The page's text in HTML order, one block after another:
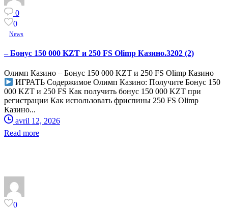
0
0
News
– Бонус 150 000 KZT и 250 FS Olimp Казино.3202 (2)
Олимп Казино – Бонус 150 000 KZT и 250 FS Olimp Казино
ИГРАТЬ Содержимое Олимп Казино: Получите Бонус 150
000 KZT и 250 FS Как получить бонус 150 000 KZT при
регистрации Как использовать фриспины 250 FS Olimp
Казино...
avril 12, 2026
Read more
0